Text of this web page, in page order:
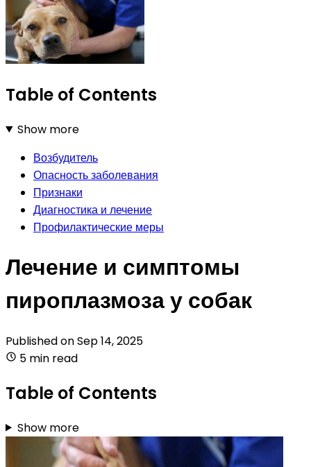
Table of Contents
Show more
Возбудитель
Опасность заболевания
Признаки
Диагностика и лечение
Профилактические меры
Лечение и симптомы
пироплазмоза у собак
Published onSep 14, 2025
5 min read
Table of Contents
Show more